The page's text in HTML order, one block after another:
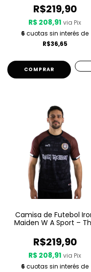
R$219,90
R$ 208,91 via Pix
6 cuotas sin interés de
R$36,65
COMPRAR
Camisa de Futebol
Maiden W A Sport –
R$219,90
R$ 208,91 via Pix
6 cuotas sin interés de